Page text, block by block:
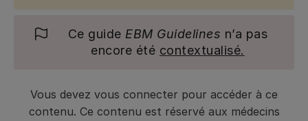
Ce guide EBM Guidelines n’a pas
encore été contextualisé.
Vous devez vous connecter pour accéder à ce
contenu. Ce contenu est réservé aux médecins